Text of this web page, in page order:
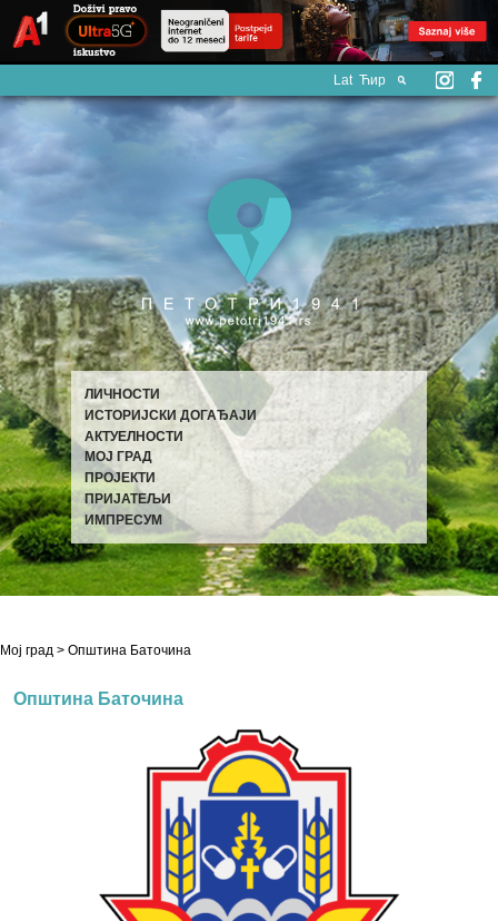
Lat Ћир
ЛИЧНОСТИ
ИСТОРИЈСКИ ДОГАЂАЈИ
АКТУЕЛНОСТИ
МОЈ ГРАД
ПРОЈЕКТИ
ПРИЈАТЕЉИ
ИМПРЕСУМ
Мој град > Општина Баточина
Општина Баточина